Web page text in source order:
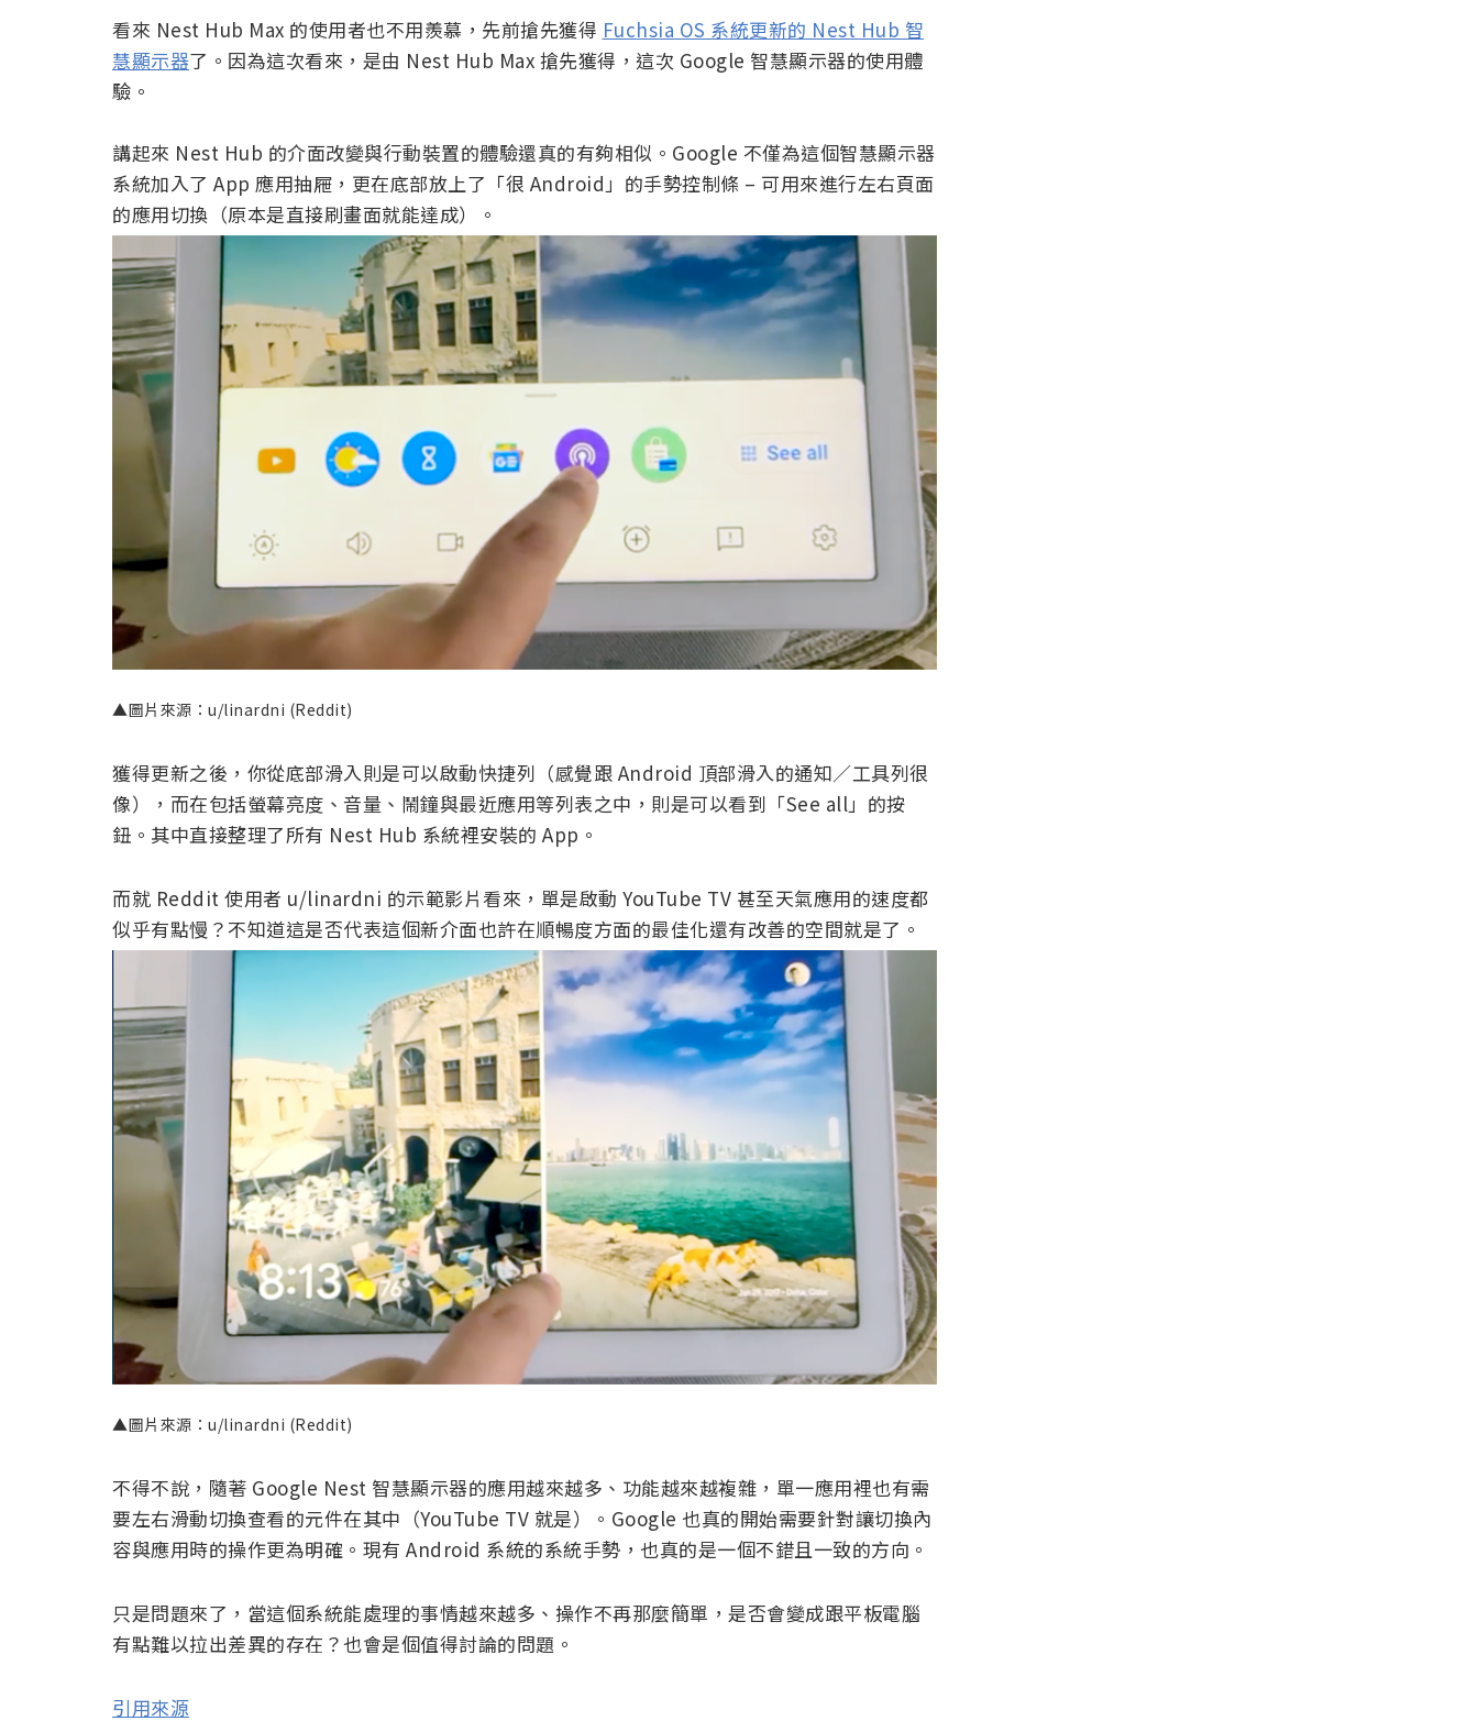
看來 Nest Hub Max 的使用者也不用羨慕，先前搶先獲得 Fuchsia OS 系統更新的 Nest Hub 智
慧顯示器了。因為這次看來，是由 Nest Hub Max 搶先獲得，這次 Google 智慧顯示器的使用體
驗。
講起來 Nest Hub 的介面改變與行動裝置的體驗還真的有夠相似。Google 不僅為這個智慧顯示器
系統加入了 App 應用抽屜，更在底部放上了「很 Android」的手勢控制條 – 可用來進行左右頁面
的應用切換（原本是直接刷畫面就能達成）。
▲圖片來源：u/linardni (Reddit)
獲得更新之後，你從底部滑入則是可以啟動快捷列（感覺跟 Android 頂部滑入的通知／工具列很
像），而在包括螢幕亮度、音量、鬧鐘與最近應用等列表之中，則是可以看到「See all」的按
鈕。其中直接整理了所有 Nest Hub 系統裡安裝的 App。
而就 Reddit 使用者 u/linardni 的示範影片看來，單是啟動 YouTube TV 甚至天氣應用的速度都
似乎有點慢？不知道這是否代表這個新介面也許在順暢度方面的最佳化還有改善的空間就是了。
▲圖片來源：u/linardni (Reddit)
不得不說，隨著 Google Nest 智慧顯示器的應用越來越多、功能越來越複雜，單一應用裡也有需
要左右滑動切換查看的元件在其中（YouTube TV 就是）。Google 也真的開始需要針對讓切換內
容與應用時的操作更為明確。現有 Android 系統的系統手勢，也真的是一個不錯且一致的方向。
只是問題來了，當這個系統能處理的事情越來越多、操作不再那麼簡單，是否會變成跟平板電腦
有點難以拉出差異的存在？也會是個值得討論的問題。
引用來源